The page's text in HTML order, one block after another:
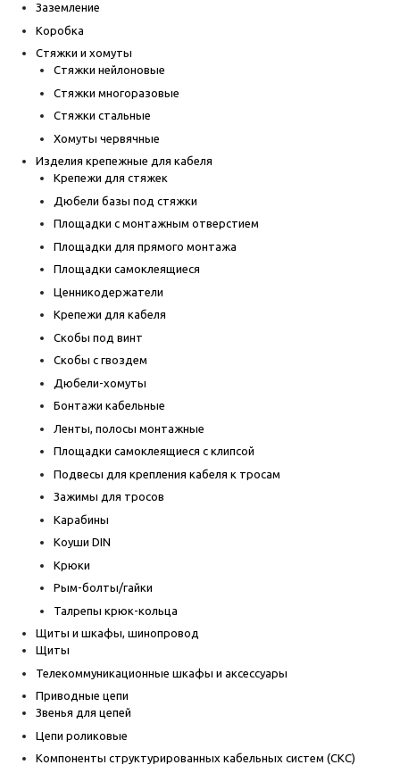
Заземление
Коробка
Стяжки и хомуты
Стяжки нейлоновые
Стяжки многоразовые
Стяжки стальные
Хомуты червячные
Изделия крепежные для кабеля
Крепежи для стяжек
Дюбели базы под стяжки
Площадки с монтажным отверстием
Площадки для прямого монтажа
Площадки самоклеящиеся
Ценникодержатели
Крепежи для кабеля
Скобы под винт
Скобы с гвоздем
Дюбели-хомуты
Бонтажи кабельные
Ленты, полосы монтажные
Площадки самоклеящиеся с клипсой
Подвесы для крепления кабеля к тросам
Зажимы для тросов
Карабины
Коуши DIN
Крюки
Рым-болты/гайки
Талрепы крюк-кольца
Щиты и шкафы, шинопровод
Щиты
Телекоммуникационные шкафы и аксессуары
Приводные цепи
Звенья для цепей
Цепи роликовые
Компоненты структурированных кабельных систем (СКС)